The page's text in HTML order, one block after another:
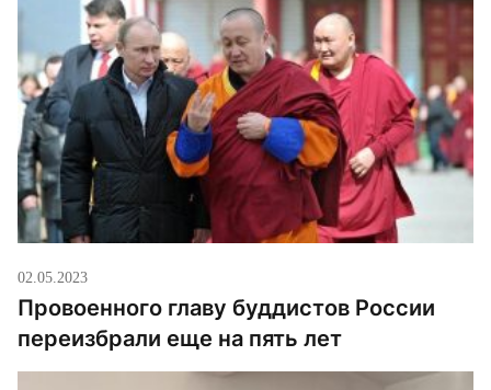
02.05.2023
Провоенного главу буддистов России
переизбрали еще на пять лет